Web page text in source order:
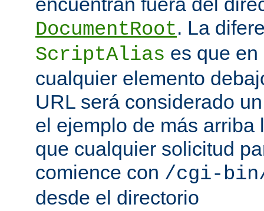
DocumentRoot. La
ScriptAlias es que en
cualquier elemento
URL será considerado
el ejemplo de más arriba
que cualquier solicitud
comience con /cgi-
desde el directorio